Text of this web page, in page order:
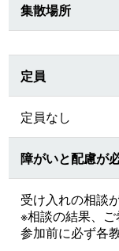
集散場所
定員
定員なし
障がいと配慮が
受け入れの相談
※相談の結果、ご
参加前に必ず各